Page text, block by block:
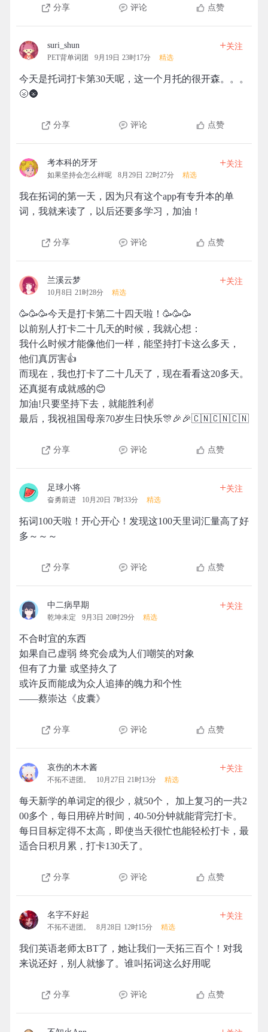
分享 评论 点赞
suri_shun
PET背单词团 9月19日 23时17分 精选
+关注
今天是托词打卡第30天呢，这一个月托的很开森。。。
🌝🌚
分享 评论 点赞
考本科的牙牙
如果坚持会怎么样呢 8月29日 22时27分 精选
+关注
我在拓词的第一天，因为只有这个app有专升本的单
词，我就来读了，以后还要多学习，加油！
分享 评论 点赞
兰溪云梦
10月8日 21时28分 精选
+关注
🥳🥳🥳今天是打卡第二十四天啦！🥳🥳🥳
以前别人打卡二十几天的时候，我就心想：
我什么时候才能像他们一样，能坚持打卡这么多天，
他们真厉害👍
而现在，我也打卡了二十几天了，现在看看这20多天。
还真挺有成就感的😊
加油!只要坚持下去，就能胜利✌️
最后，我祝祖国母亲70岁生日快乐🎊🎉🎉🇨🇳🇨🇳🇨🇳
分享 评论 点赞
足球小将
奋勇前进 10月20日 7时33分 精选
+关注
拓词100天啦！开心开心！发现这100天里词汇量高了好
多～～～
分享 评论 点赞
中二病早期
乾坤未定 9月3日 20时29分 精选
+关注
不合时宜的东西
如果自己虚弱 终究会成为人们嘲笑的对象
但有了力量 或坚持久了
或许反而能成为众人追捧的魄力和个性
——蔡崇达《皮囊》
分享 评论 点赞
哀伤的木木酱
不拓不进团。 10月27日 21时13分 精选
+关注
每天新学的单词定的很少，就50个， 加上复习的一共2
00多个，每日用碎片时间，40-50分钟就能背完打卡。
每日目标定得不太高，即使当天很忙也能轻松打卡，最
适合日积月累，打卡130天了。
分享 评论 点赞
名字不好起
不拓不进团。 8月28日 12时15分 精选
+关注
我们英语老师太BT了，她让我们一天拓三百个！对我
来说还好，别人就惨了。谁叫拓词这么好用呢
分享 评论 点赞